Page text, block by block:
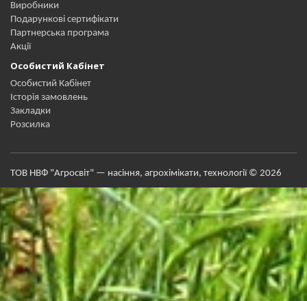
Виробники
Подарункові сертифікати
Партнерська програма
Акції
Особистий Кабінет
Особистий Кабінет
Історія замовлень
Закладки
Розсилка
ТОВ НВФ "Агросвіт" — насіння, агрохімікати, технології © 2026